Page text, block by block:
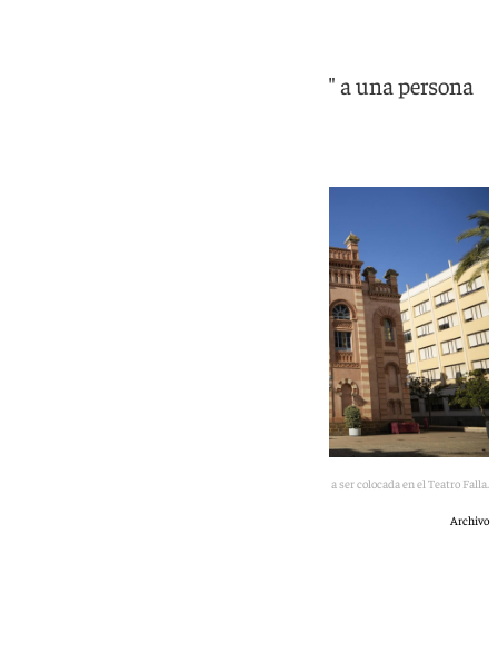
Ha cuestionado que se "glorifique" a una persona
La placa iba a ser colocada en el Teatro Falla.
Archivo